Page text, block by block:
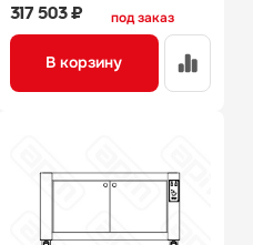
под заказ
317 503 ₽
В корзину